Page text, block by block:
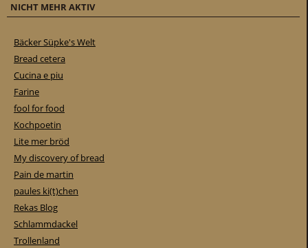
NICHT MEHR AKTIV
Bäcker Süpke's Welt
Bread cetera
Cucina e piu
Farine
fool for food
Kochpoetin
Lite mer bröd
My discovery of bread
Pain de martin
paules ki(t)chen
Rekas Blog
Schlammdackel
Trollenland